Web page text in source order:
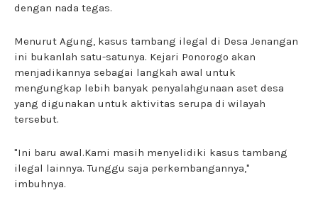
dengan nada tegas.
Menurut Agung, kasus tambang ilegal di Desa Jenangan
ini bukanlah satu-satunya. Kejari Ponorogo akan
menjadikannya sebagai langkah awal untuk
mengungkap lebih banyak penyalahgunaan aset desa
yang digunakan untuk aktivitas serupa di wilayah
tersebut.
"Ini baru awal.Kami masih menyelidiki kasus tambang
ilegal lainnya. Tunggu saja perkembangannya,"
imbuhnya.